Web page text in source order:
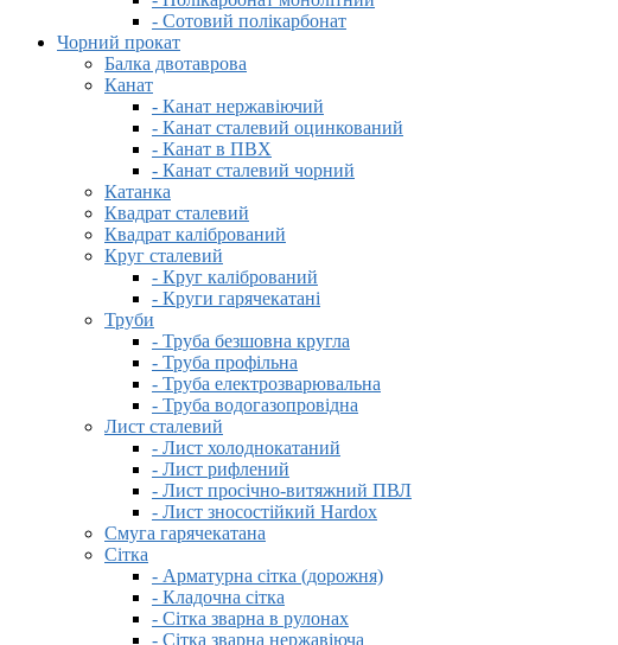
- Сотовий полікарбонат
Чорний прокат
Балка двотаврова
Канат
- Канат нержавіючий
- Канат сталевий оцинкований
- Канат в ПВХ
- Канат сталевий чорний
Катанка
Квадрат сталевий
Квадрат калібрований
Круг сталевий
- Круг калібрований
- Круги гарячекатані
Труби
- Труба безшовна кругла
- Труба профільна
- Труба електрозварювальна
- Труба водогазопровідна
Лист сталевий
- Лист холоднокатаний
- Лист рифлений
- Лист просічно-витяжний ПВЛ
- Лист зносостійкий Hardox
Смуга гарячекатана
Сітка
- Арматурна сітка (дорожня)
- Кладочна сітка
- Сітка зварна в рулонах
- Сітка зварна нержавіюча